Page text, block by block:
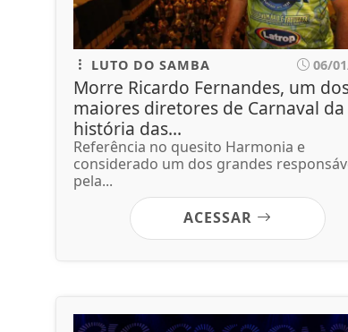
LUTO DO SAMBA 06/
Morre Ricardo Fernandes, um
maiores diretores de Carnaval da
história das...
Referência no quesito Harmonia e
considerado um dos grandes
pela...
ACESSAR